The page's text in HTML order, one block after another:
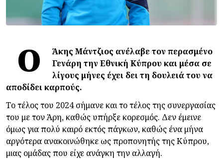
Ο
Άκης Μάντζιος ανέλαβε τον περασμένο
Γενάρη την Εθνική Κύπρου και μέσα σε
λίγους μήνες έχει δει τη δουλειά του να
αποδίδει καρπούς.
Το τέλος του 2024 σήμανε και το τέλος της συνεργασίας
του με τον Άρη, καθώς υπήρξε κορεσμός. Δεν έμεινε
όμως για πολύ καιρό εκτός πάγκων, καθώς ένα μήνα
αργότερα ανακοινώθηκε ως προπονητής της Κύπρου,
μιας ομάδας που είχε ανάγκη την αλλαγή.